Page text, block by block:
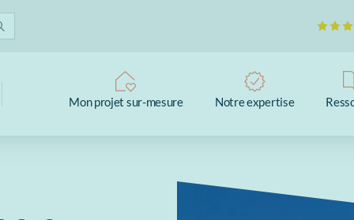
Mon projet sur-mesure Notre expertise